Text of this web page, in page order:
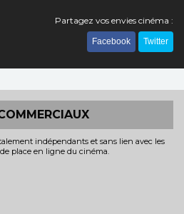
Partagez vos envies cinéma :
Facebook Twitter
indépendants et sans lien avec les
place en ligne du cinéma.